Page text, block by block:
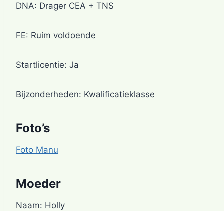
DNA: Drager CEA + TNS
FE: Ruim voldoende
Startlicentie: Ja
Bijzonderheden: Kwalificatieklasse
Foto’s
Foto Manu
Moeder
Naam: Holly